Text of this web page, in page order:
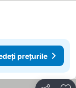
prețurile